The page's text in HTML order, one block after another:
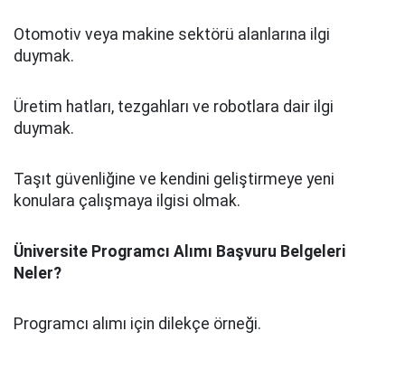
Otomotiv veya makine sektörü alanlarına ilgi
duymak.
Üretim hatları, tezgahları ve robotlara dair ilgi
duymak.
Taşıt güvenliğine ve kendini geliştirmeye yeni
konulara çalışmaya ilgisi olmak.
Üniversite Programcı Alımı Başvuru Belgeleri
Neler?
Programcı alımı için dilekçe örneği.